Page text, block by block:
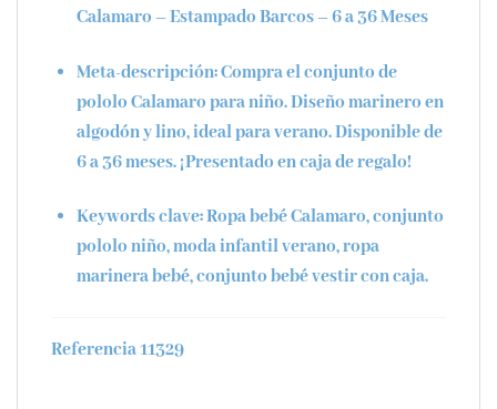
Calamaro – Estampado Barcos – 6 a 36 Meses
Meta-descripción:Compra el conjunto de
pololo Calamaro para niño. Diseño marinero en
algodón y lino, ideal para verano. Disponible de
6 a 36 meses. ¡Presentado en caja de regalo!
Keywords clave:Ropa bebé Calamaro, conjunto
pololo niño, moda infantil verano, ropa
marinera bebé, conjunto bebé vestir con caja.
Referencia 11329